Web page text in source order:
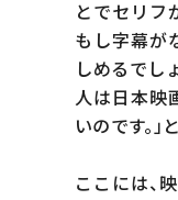
とでセリフ
もし字幕が
しめるでし
人は日本映
いのです。」
ここには、